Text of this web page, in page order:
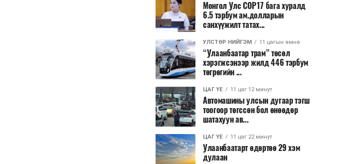
Монгол Улс COP17 бага хуралд
6.5 тэрбум ам.долларын
санхүүжилт татах...
УЛСТӨР НИЙГЭМ 11 цагын өмнө
“Улаанбаатар трам” төсөл
хэрэгжсэнээр жилд 446 тэрбум
төгрөгийн ...
ЦАГ ҮЕ 11 цаг 12 минут
Автомашины улсын дугаар тэгш
тоогоор төгссөн бол өнөөдөр
шатахуун ав...
ЦАГ ҮЕ 11 цаг 22 минут
Улаанбаатарт өдөртөө 29 хэм
дулаан